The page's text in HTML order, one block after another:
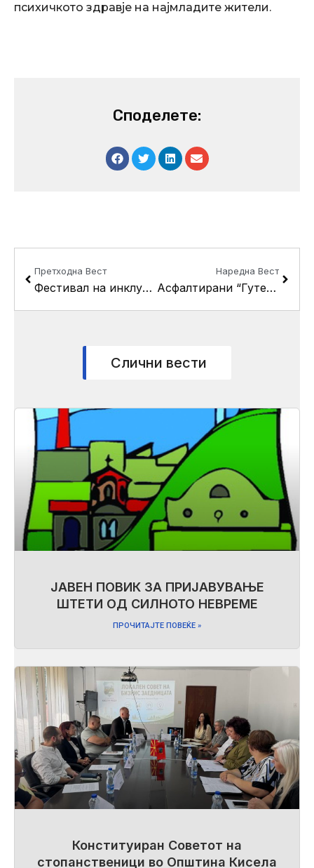
психичкото здравје на најмладите жители.
Споделете:
Претходна Вест
Фестивал на инклузија во Кисела Вода
Наредна Вест
Асфалтирани “Гутенбергова”и “Волтерова” во Драчево
Слични вести
ЈАВЕН ПОВИК ЗА ПРИЈАВУВАЊЕ
ШТЕТИ ОД СИЛНОТО НЕВРЕМЕ
ПРОЧИТАЈТЕ ПОВЕЌЕ »
Конституиран Советот на
стопанственици во Општина Кисела